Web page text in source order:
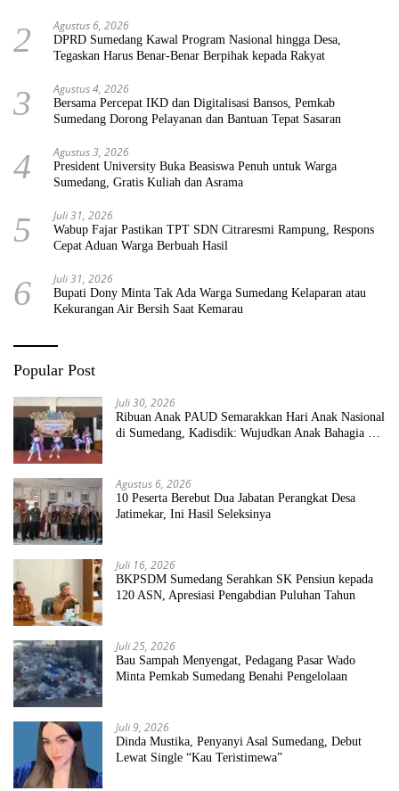
2 Agustus 6, 2026
DPRD Sumedang Kawal Program Nasional hingga Desa,
Tegaskan Harus Benar-Benar Berpihak kepada Rakyat
3 Agustus 4, 2026
Bersama Percepat IKD dan Digitalisasi Bansos, Pemkab
Sumedang Dorong Pelayanan dan Bantuan Tepat Sasaran
4 Agustus 3, 2026
President University Buka Beasiswa Penuh untuk Warga
Sumedang, Gratis Kuliah dan Asrama
5 Juli 31, 2026
Wabup Fajar Pastikan TPT SDN Citraresmi Rampung, Respons
Cepat Aduan Warga Berbuah Hasil
6 Juli 31, 2026
Bupati Dony Minta Tak Ada Warga Sumedang Kelaparan atau
Kekurangan Air Bersih Saat Kemarau
Popular Post
Juli 30, 2026
Ribuan Anak PAUD Semarakkan Hari Anak Nasional
di Sumedang, Kadisdik: Wujudkan Anak Bahagia dan
Agustus 6, 2026
10 Peserta Berebut Dua Jabatan Perangkat Desa
Jatimekar, Ini Hasil Seleksinya
Juli 16, 2026
BKPSDM Sumedang Serahkan SK Pensiun kepada
120 ASN, Apresiasi Pengabdian Puluhan Tahun
Juli 25, 2026
Bau Sampah Menyengat, Pedagang Pasar Wado
Minta Pemkab Sumedang Benahi Pengelolaan
Juli 9, 2026
Dinda Mustika, Penyanyi Asal Sumedang, Debut
Lewat Single “Kau Teristimewa”